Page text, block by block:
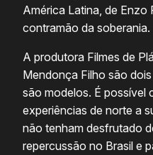
América Latina, de
contramão da soberania.
A produtora Filmes de
Mendonça Filho são
são modelos. É possível
experiências de norte a
não tenham desfrutado
repercussão no Brasil e